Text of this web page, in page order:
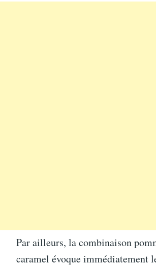
Par ailleurs, la combinaison
caramel évoque immédiatement